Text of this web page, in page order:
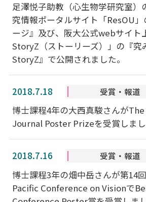
足澤悦子助教（心生物学研究室）
究情報ポータルサイト「ResOU
ージ』及び、阪大公式webサイト
StoryZ（ストーリーズ）」の『究
StoryZ』で公開されました。
2018.7.18 受賞・報道
博士課程4年の大西真駿さんがThe
Journal Poster Prizeを受賞しまし
2018.7.16 受賞・報道
博士課程3年の畑中岳さんが第14
Pacific Conference on Visionで